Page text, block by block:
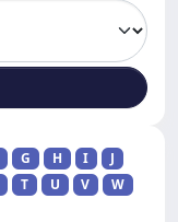
G H I
J
T U V
W